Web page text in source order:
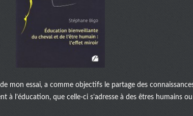
mon essai, a comme objectifs le partage des
à l’éducation, que celle-ci s’adresse à des êtres humains